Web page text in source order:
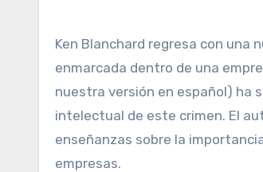
Ken Blanchard regresa con una nueva y fascinante fábula de negocios. Presenta una «novela policíaca»
enmarcada dentro de una
nuestra versión en español) ha
intelectual de este crimen. El
enseñanzas sobre la
empresas.